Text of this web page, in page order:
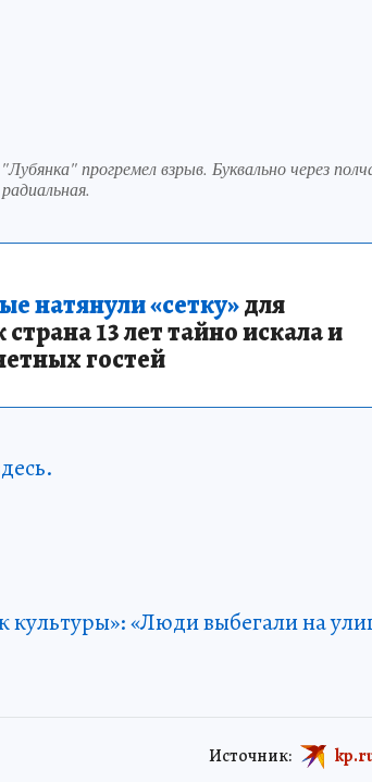
прогремел взрыв. Буквально через
натянули «сетку»для
13 лет тайно искала и
гостей
«Люди выбегали на
Источник: